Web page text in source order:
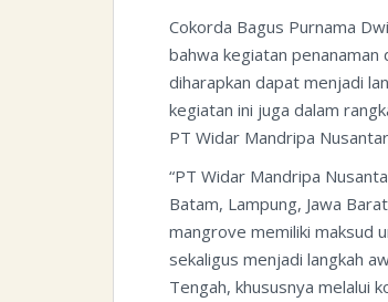
Cokorda Bagus Purnama
bahwa kegiatan penanaman
diharapkan dapat menjadi
kegiatan ini juga dalam
PT Widar Mandripa
“PT Widar Mandripa
Batam, Lampung, Jawa
mangrove memiliki maksud
sekaligus menjadi langkah
Tengah, khususnya melalui